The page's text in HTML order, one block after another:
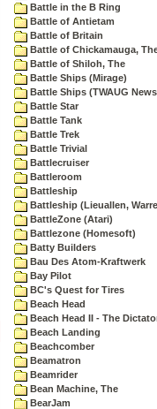
Battle in the B Ring
Battle of Antietam
Battle of Britain
Battle of Chickamauga,
Battle of Shiloh, The
Battle Ships (Mirage)
Battle Ships (TWAUG
Battle Star
Battle Tank
Battle Trek
Battle Trivial
Battlecruiser
Battleroom
Battleship
Battleship (Lieuallen,
BattleZone (Atari)
Battlezone (Homesoft)
Batty Builders
Bau Des Atom-Kraftwerk
Bay Pilot
BC's Quest for Tires
Beach Head
Beach Head II - The
Beach Landing
Beachcomber
Beamatron
Beamrider
Bean Machine, The
BearJam